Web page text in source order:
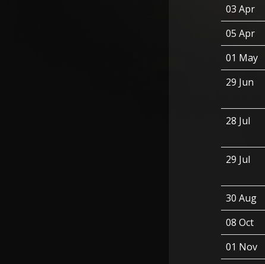
03 Apr
05 Apr
01 May
29 Jun
28 Jul
29 Jul
30 Aug
08 Oct
01 Nov